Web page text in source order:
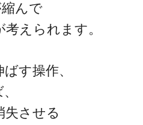
んで
えられます。
す操作、
させる